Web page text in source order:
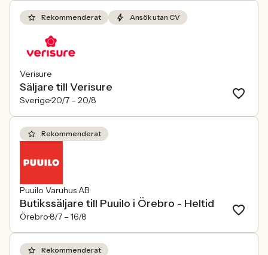
Rekommenderat Ansök utan CV
Verisure
Säljare till Verisure
Sverige20/7 – 20/8
Rekommenderat
Puuilo Varuhus AB
Butikssäljare till Puuilo i Örebro - Heltid
Örebro8/7 – 16/8
Rekommenderat